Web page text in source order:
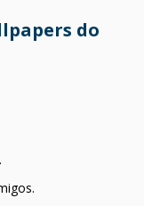
do